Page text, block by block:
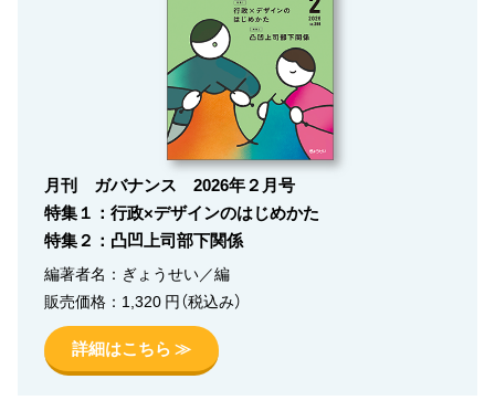
月刊 ガバナンス 2026年２月号
特集１：行政×デザインのはじめかた
特集２：凸凹上司部下関係
編著者名：ぎょうせい／編
販売価格：1,320 円（税込み）
詳細はこちら ≫